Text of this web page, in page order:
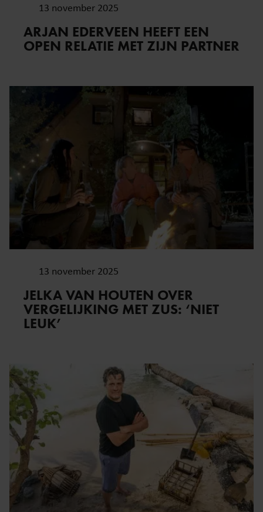
13 november 2025
ARJAN EDERVEEN HEEFT EEN
OPEN RELATIE MET ZIJN PARTNER
13 november 2025
JELKA VAN HOUTEN OVER
VERGELIJKING MET ZUS: ‘NIET
LEUK’